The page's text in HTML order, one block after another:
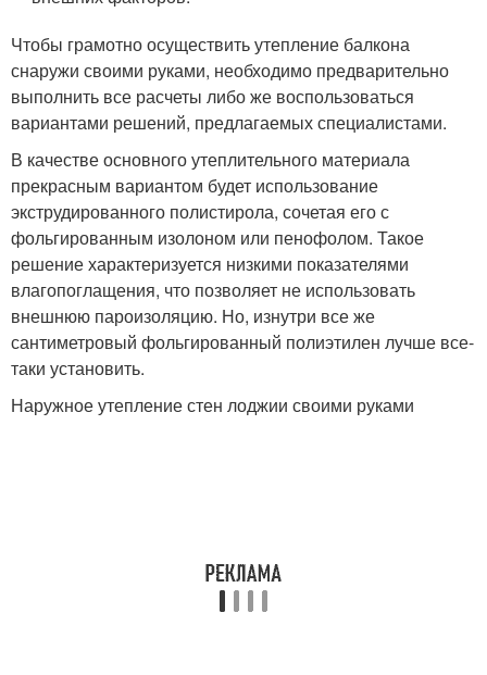
Чтобы грамотно осуществить утепление балкона
снаружи своими руками, необходимо предварительно
выполнить все расчеты либо же воспользоваться
вариантами решений, предлагаемых специалистами.
В качестве основного утеплительного материала
прекрасным вариантом будет использование
экструдированного полистирола, сочетая его с
фольгированным изолоном или пенофолом. Такое
решение характеризуется низкими показателями
влагопоглащения, что позволяет не использовать
внешнюю пароизоляцию. Но, изнутри все же
сантиметровый фольгированный полиэтилен лучше все-
таки установить.
Наружное утепление стен лоджии своими руками